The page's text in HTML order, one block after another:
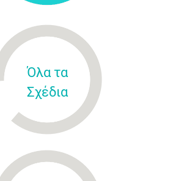
Όλα τα
Σχέδια